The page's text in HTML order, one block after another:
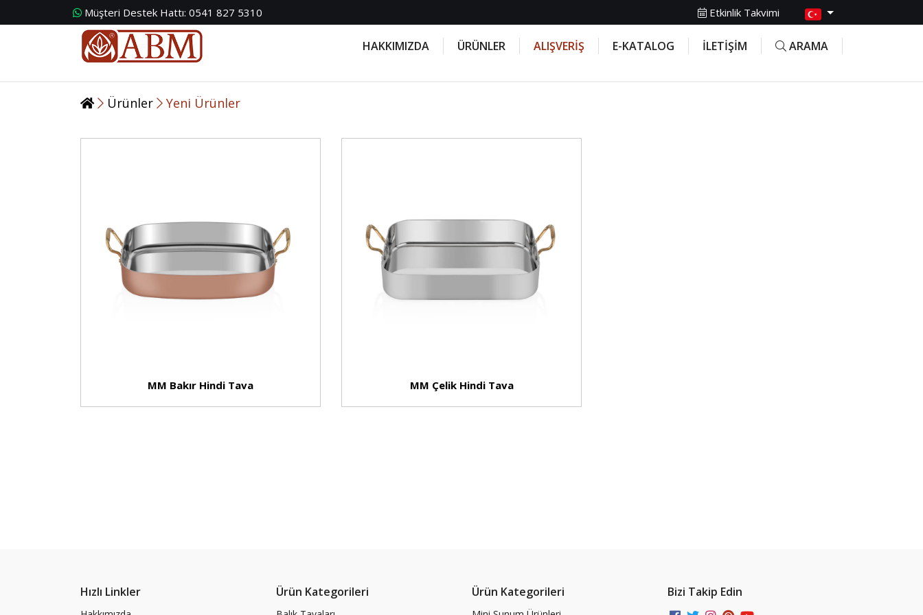
Müşteri Destek Hattı: 0541 827 5310 Etkinlik Takvimi
HAKKIMIZDA ÜRÜNLER ALIŞVERİŞ E-KATALOG İLETİŞİM ARAMA
Ürünler Yeni Ürünler
MM Bakır Hindi Tava MM Çelik Hindi Tava
Hızlı Linkler Ürün Kategorileri Ürün Kategorileri Bizi Takip Edin